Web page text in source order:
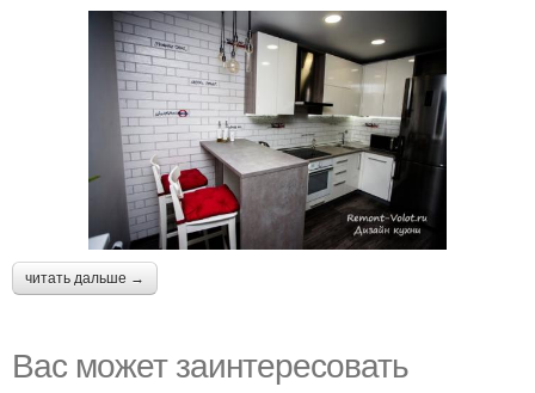
читать дальше →
Вас может заинтересовать